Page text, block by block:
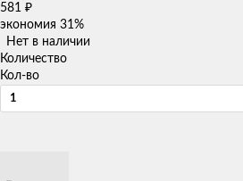
581 ₽
экономия 31%
Нет в наличии
Количество
Кол-во